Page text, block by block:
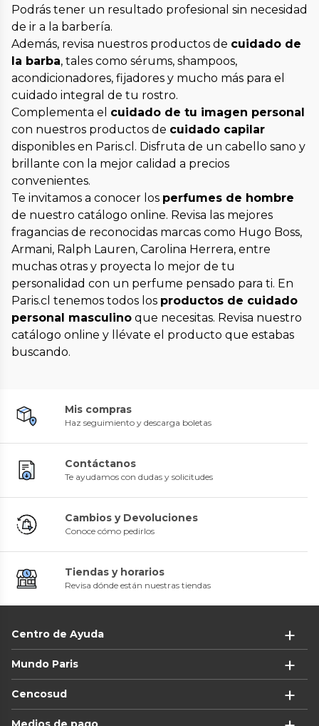
Podrás tener un resultado profesional sin necesidad
de ir a la barbería.
Además, revisa nuestros productos de cuidado de
la barba, tales como sérums, shampoos,
acondicionadores, fijadores y mucho más para el
cuidado integral de tu rostro.
Complementa el cuidado de tu imagen personal
con nuestros productos de cuidado capilar
disponibles en Paris.cl. Disfruta de un cabello sano y
brillante con la mejor calidad a precios
convenientes.
Te invitamos a conocer los perfumes de hombre
de nuestro catálogo online. Revisa las mejores
fragancias de reconocidas marcas como Hugo Boss,
Armani, Ralph Lauren, Carolina Herrera, entre
muchas otras y proyecta lo mejor de tu
personalidad con un perfume pensado para ti. En
Paris.cl tenemos todos los productos de cuidado
personal masculino que necesitas. Revisa nuestro
catálogo online y llévate el producto que estabas
buscando.
Mis compras
Haz seguimiento y descarga boletas
Contáctanos
Te ayudamos con dudas y solicitudes
Cambios y Devoluciones
Conoce cómo pedirlos
Tiendas y horarios
Revisa dónde están nuestras tiendas
Centro de Ayuda
Mundo Paris
Cencosud